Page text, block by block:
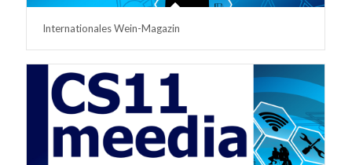
Internationales Wein-Magazin